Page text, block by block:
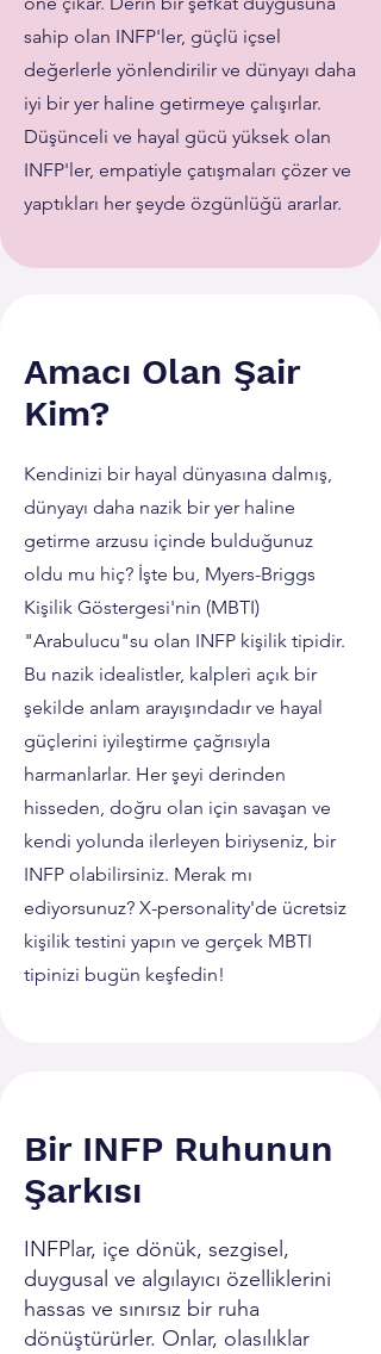
sahip olan INFP'ler, güçlü içsel
değerlerle yönlendirilir ve dünyayı daha
iyi bir yer haline getirmeye çalışırlar.
Düşünceli ve hayal gücü yüksek olan
INFP'ler, empatiyle çatışmaları çözer ve
yaptıkları her şeyde özgünlüğü ararlar.
Amacı Olan Şair
Kim?
Kendinizi bir hayal dünyasına dalmış,
dünyayı daha nazik bir yer haline
getirme arzusu içinde bulduğunuz
oldu mu hiç? İşte bu, Myers-Briggs
Kişilik Göstergesi'nin (MBTI)
"Arabulucu"su olan INFP kişilik tipidir.
Bu nazik idealistler, kalpleri açık bir
şekilde anlam arayışındadır ve hayal
güçlerini iyileştirme çağrısıyla
harmanlarlar. Her şeyi derinden
hisseden, doğru olan için savaşan ve
kendi yolunda ilerleyen biriyseniz, bir
INFP olabilirsiniz. Merak mı
ediyorsunuz? X-personality'de ücretsiz
kişilik testini yapın ve gerçek MBTI
tipinizi bugün keşfedin!
Bir INFP Ruhunun
Şarkısı
INFPlar, içe dönük, sezgisel,
duygusal ve algılayıcı özelliklerini
hassas ve sınırsız bir ruha
dönüştürürler. Onlar, olasılıklar